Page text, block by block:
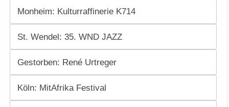
Monheim: Kulturraffinerie K714
St. Wendel: 35. WND JAZZ
Gestorben: René Urtreger
Köln: MitAfrika Festival